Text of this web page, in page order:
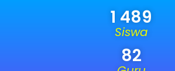
Siswa
1 489
82